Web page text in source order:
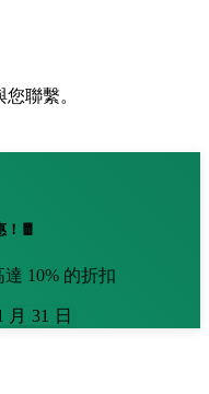
聯繫。
！🧧
10% 的折扣
月 31 日